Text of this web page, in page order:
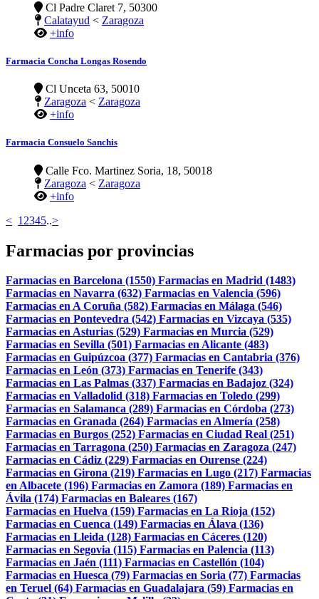
Cl Padre Claret 7, 50300
Calatayud < Zaragoza
+info
Farmacia Concha Longas Rosendo
Cl Unceta 63, 50010
Zaragoza < Zaragoza
+info
Farmacia Consuelo Sanchis
Calle Fco. Martinez Soria, 18, 50018
Zaragoza < Zaragoza
+info
< 1 2345..>
Farmacias por provincias
Farmacias en Barcelona (1550) Farmacias en Madrid (1483)
Farmacias en Navarra (632) Farmacias en Valencia (596)
Farmacias en A Coruña (582) Farmacias en Málaga (546)
Farmacias en Pontevedra (542) Farmacias en Vizcaya (535)
Farmacias en Asturias (529) Farmacias en Murcia (529)
Farmacias en Sevilla (501) Farmacias en Alicante (483)
Farmacias en Guipúzcoa (377) Farmacias en Cantabria (376)
Farmacias en León (373) Farmacias en Tenerife (343)
Farmacias en Las Palmas (337) Farmacias en Badajoz (324)
Farmacias en Valladolid (318) Farmacias en Toledo (299)
Farmacias en Salamanca (289) Farmacias en Córdoba (273)
Farmacias en Granada (264) Farmacias en Almería (258)
Farmacias en Burgos (252) Farmacias en Ciudad Real (251)
Farmacias en Tarragona (250) Farmacias en Zaragoza (247)
Farmacias en Cádiz (229) Farmacias en Ourense (224)
Farmacias en Girona (219) Farmacias en Lugo (217) Farmacias
en Albacete (196) Farmacias en Zamora (189) Farmacias en
Ávila (174) Farmacias en Baleares (167)
Farmacias en Huelva (159) Farmacias en La Rioja (152)
Farmacias en Cuenca (149) Farmacias en Álava (136)
Farmacias en Lleida (128) Farmacias en Cáceres (120)
Farmacias en Segovia (115) Farmacias en Palencia (113)
Farmacias en Jaén (111) Farmacias en Castellón (104)
Farmacias en Huesca (79) Farmacias en Soria (77) Farmacias
en Teruel (64) Farmacias en Guadalajara (59) Farmacias en